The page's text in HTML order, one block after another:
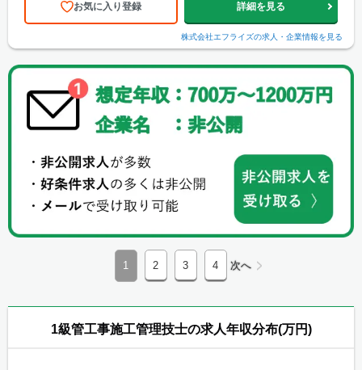
お気に入り登録 詳細を見る
株式会社エフライズの求人・企業情報を見る
1 2 3 4 次へ
1級管工事施工管理技士の求人年収分布(万円)